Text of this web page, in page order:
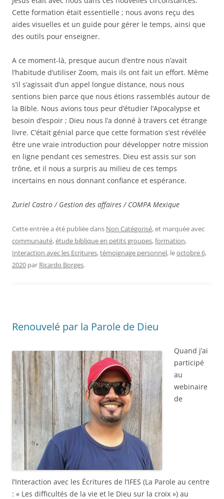
Cette formation était essentielle ; nous avons reçu des
aides visuelles et un guide pour gérer le temps, ainsi que
des outils pour enseigner.
A ce moment-là, presque aucun d’entre nous n’avait
l’habitude d’utiliser Zoom, mais ils ont fait un effort. Même
s’il s’agissait d’un appel longue distance, nous nous
sentions bien parce que nous étions rassemblés autour de
la Bible. Nous avions tous peur d’étudier l’Apocalypse et
besoin d’espoir ; Dieu nous l’a donné à travers cet étrange
livre. C’était génial parce que cette formation s’est révélée
être une vraie introduction pour développer notre mission
en ligne pendant ces semestres. Dieu est assis sur son
trône, et il nous a surpris au milieu de ces temps
incertains en nous donnant confiance et espérance.
Zuriel Castro / Gestion des affaires / COMPA Mexique
Cette entrée a été publiée dans Non Catégorisé, et marquée avec
communauté,étude biblique en petits groupes,formation,
Interaction avec les Ecritures,témoignage personnel, leoctobre 6,
2020 par Ricardo Borges.
Renouvelé par la Parole de Dieu
Quand j’ai
participé
au
webinaire
de
l’Interaction avec les Écritures de l’IFES (La Parole au centre
: « Les difficultés de la vie et le Dieu sur la croix ») au